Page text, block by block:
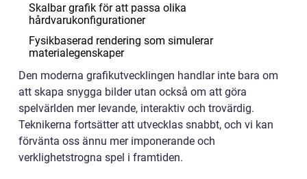
Skalbar grafik för att passa olika
hårdvarukonfigurationer
Fysikbaserad rendering som simulerar
materialegenskaper
Den moderna grafikutvecklingen handlar inte bara om
att skapa snygga bilder utan också om att göra
spelvärlden mer levande, interaktiv och trovärdig.
Teknikerna fortsätter att utvecklas snabbt, och vi kan
förvänta oss ännu mer imponerande och
verklighetstrogna spel i framtiden.